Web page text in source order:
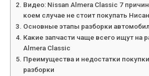
Видео: Nissan Almera Classic 7
коем случае не стоит покупать
Основные этапы разборки
Какие запчасти чаще всего ищут на
Almera Classic
Преимущества и недостатки
разборки